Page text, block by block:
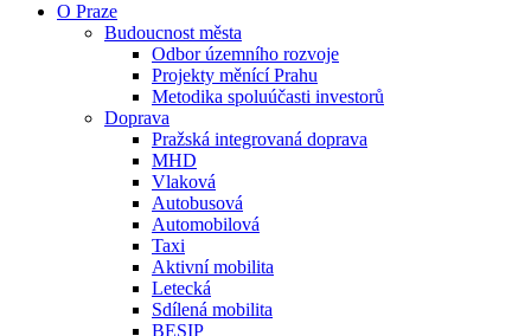
O Praze
Budoucnost města
Odbor územního rozvoje
Projekty měnící Prahu
Metodika spoluúčasti investorů
Doprava
Pražská integrovaná doprava
MHD
Vlaková
Autobusová
Automobilová
Taxi
Aktivní mobilita
Letecká
Sdílená mobilita
BESIP